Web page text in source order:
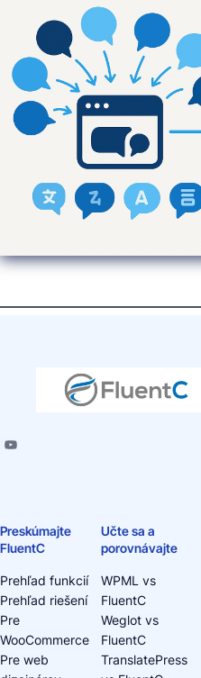
Preskúmajte
FluentC
Prehľad funkcií
Prehľad riešení
Pre
WooCommerce
Pre web
Učte sa a
porovnávajte
WPML vs
FluentC
Weglot vs
FluentC
TranslatePress